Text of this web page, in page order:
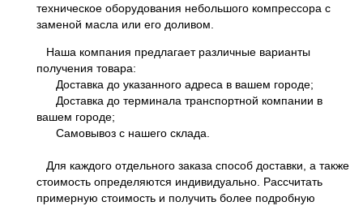
техническое оборудования небольшого компрессора с
заменой масла или его доливом.
Наша компания предлагает различные варианты
получения товара:
Доставка до указанного адреса в вашем городе;
Доставка до терминала транспортной компании в
вашем городе;
Самовывоз с нашего склада.
Для каждого отдельного заказа способ доставки, а также
стоимость определяются индивидуально. Рассчитать
примерную стоимость и получить более подробную